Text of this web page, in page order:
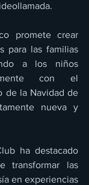
promete crear
para las familias
a los niños
con el
de la Navidad de
nueva y
ha destacado
transformar las
en experiencias